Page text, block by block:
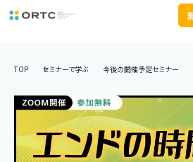
TOP セミナーで学ぶ 今後の開催予定セミナー